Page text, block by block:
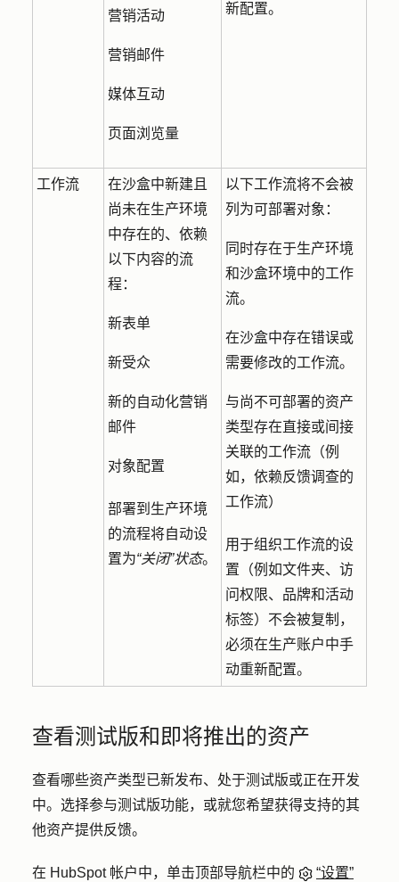
营销活动
营销邮件
媒体互动
页面浏览量
新配置。
工作流
在沙盒中新建且
尚未在生产环境
中存在的、依赖
以下内容的流
程：
新表单
新受众
新的自动化营销
邮件
对象配置
部署到生产环境
的流程将自动设
置为“关闭”状态。
以下工作流将不会被
列为可部署对象：
同时存在于生产环境
和沙盒环境中的工作
流。
在沙盒中存在错误或
需要修改的工作流。
与尚不可部署的资产
类型存在直接或间接
关联的工作流（例
如，依赖反馈调查的
工作流）
用于组织工作流的设
置（例如文件夹、访
问权限、品牌和活动
标签）不会被复制，
必须在生产账户中手
动重新配置。
查看测试版和即将推出的资产
查看哪些资产类型已新发布、处于测试版或正在开发
中。选择参与测试版功能，或就您希望获得支持的其
他资产提供反馈。
在 HubSpot 帐户中，单击顶部导航栏中的
“设置”